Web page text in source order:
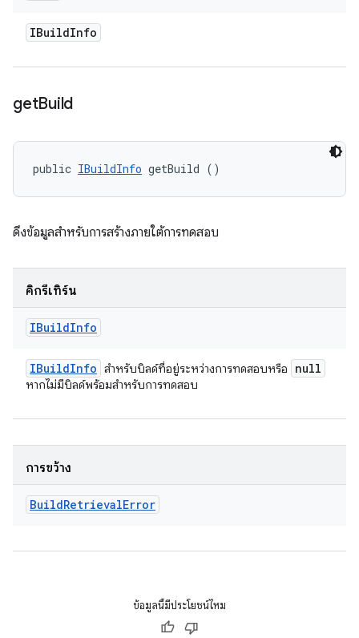
IBuildInfo
getBuild
public IBuildInfo getBuild ()
ดึงข้อมูลสำหรับการสร้างภายใต้การทดสอบ
คิกรีเทิร์น
IBuildInfo
IBuildInfo สำหรับบิลด์ที่อยู่ระหว่างการทดสอบหรือ null
หากไม่มีบิลด์พร้อมสำหรับการทดสอบ
การขว้าง
BuildRetrievalError
ข้อมูลนี้มีประโยชน์ไหม